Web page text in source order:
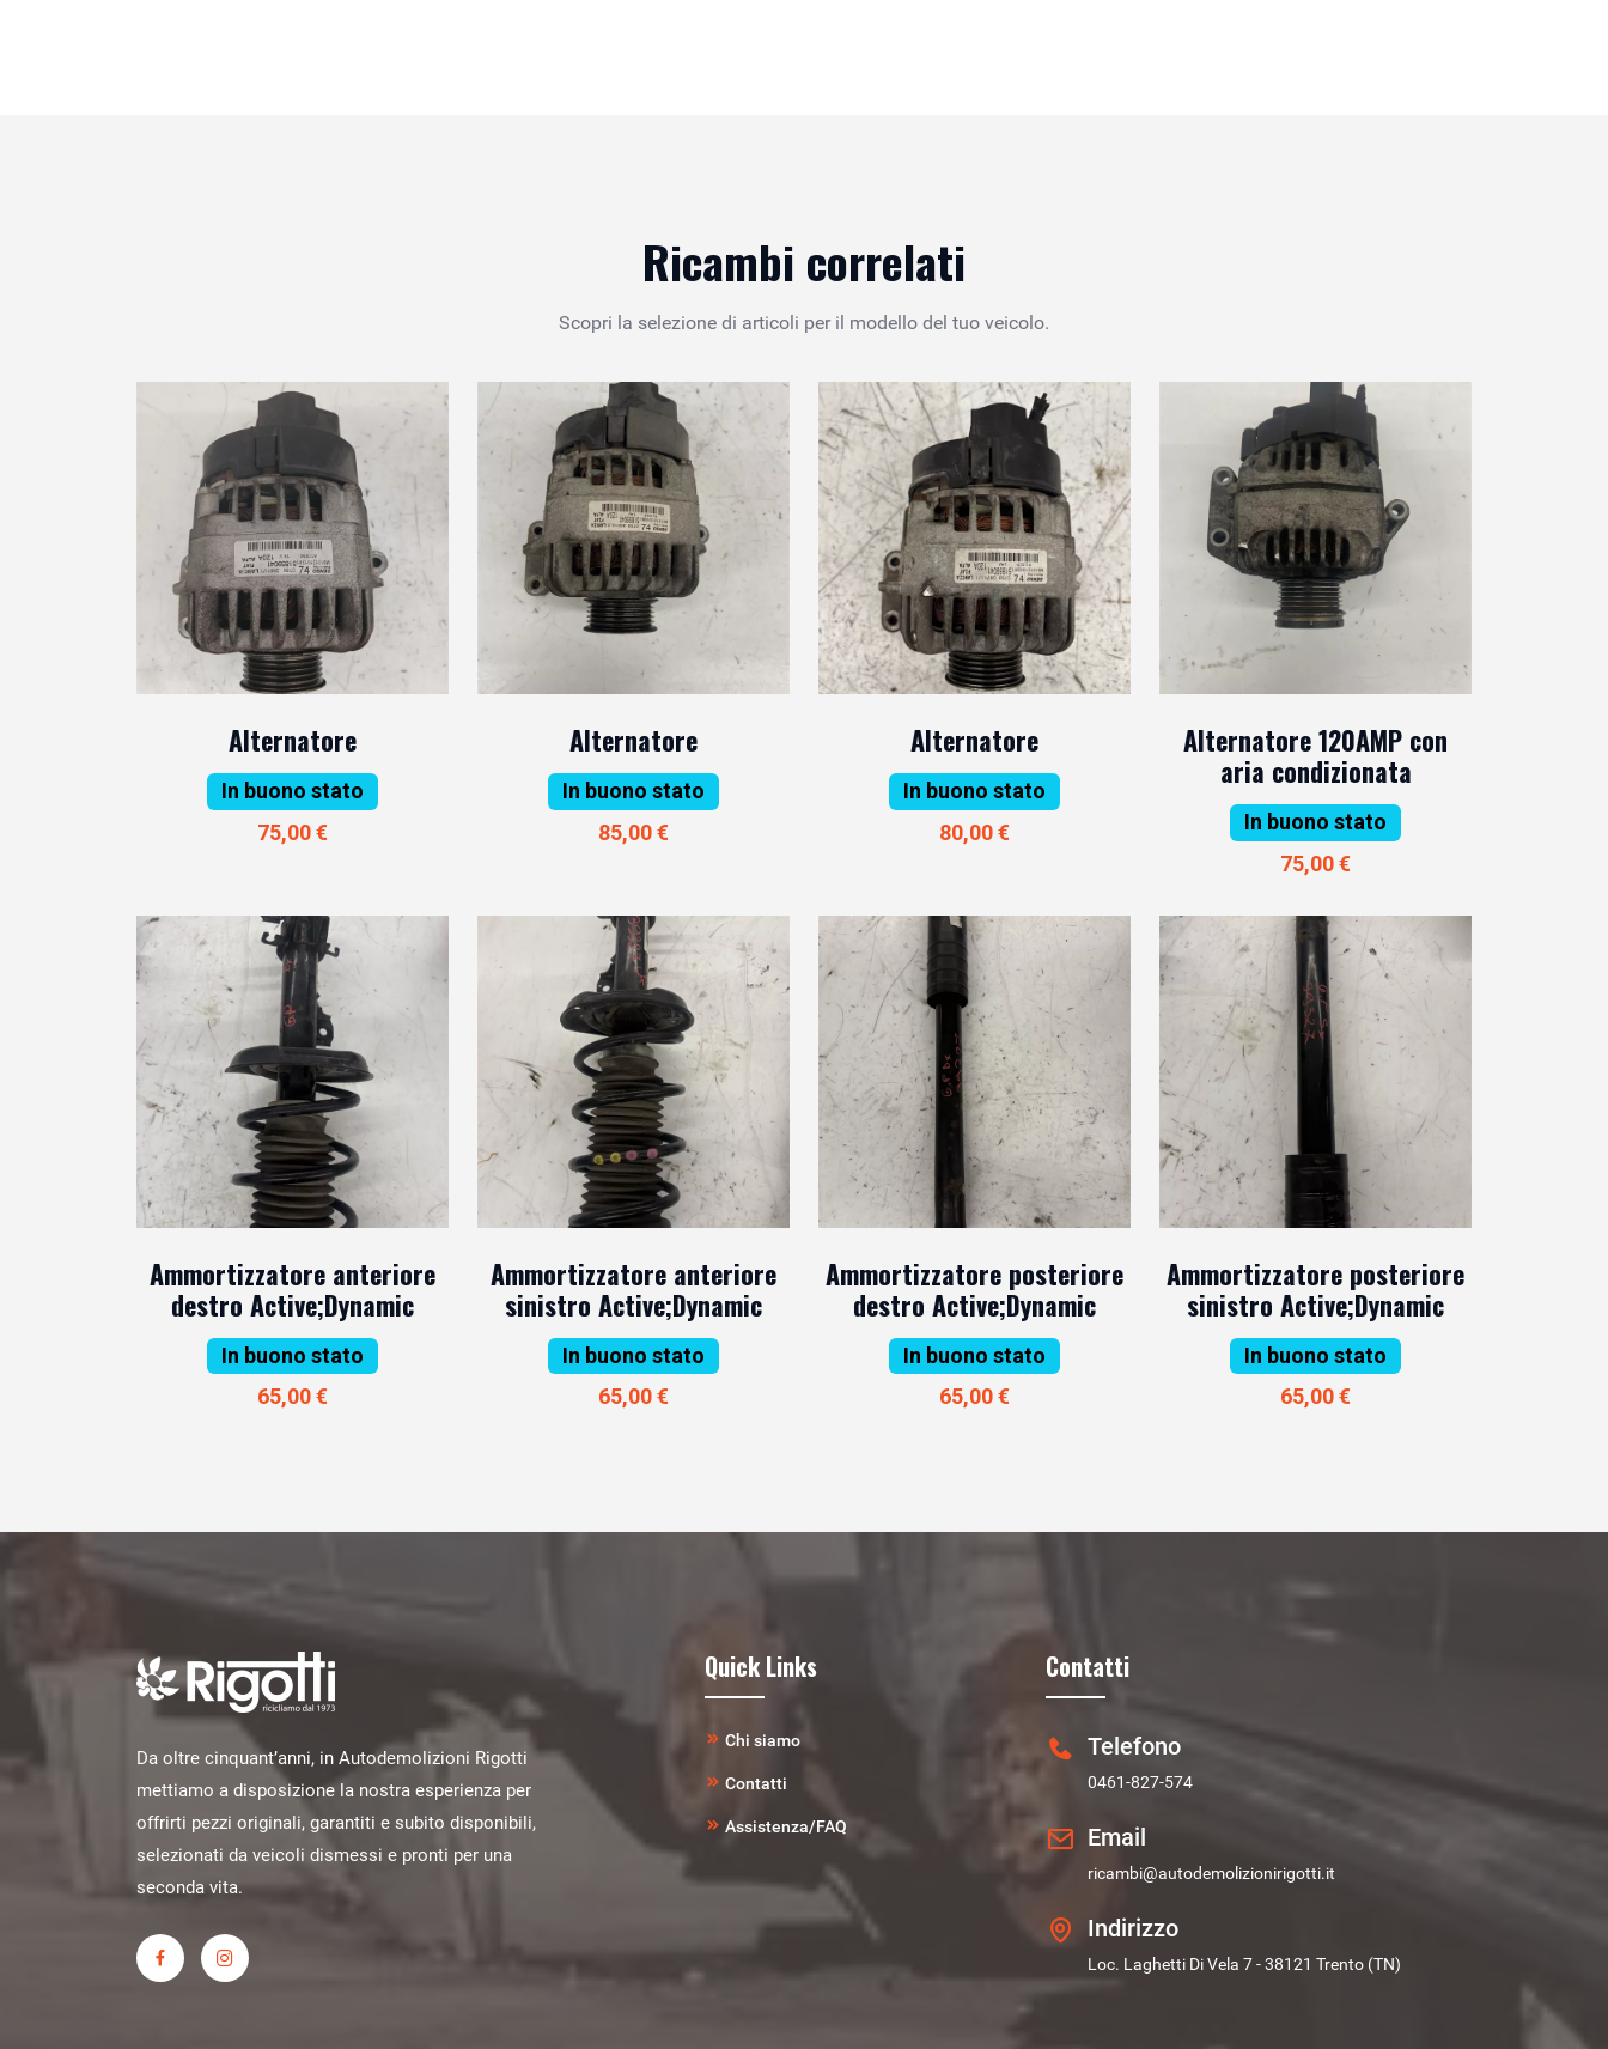
Ricambi correlati
Scopri la selezione di articoli per il modello del tuo veicolo.
Alternatore
In buono stato
75,00 €
Alternatore
In buono stato
85,00 €
Alternatore
In buono stato
80,00 €
Alternatore 120AMP con
aria condizionata
In buono stato
75,00 €
Ammortizzatore anteriore
destro Active;Dynamic
In buono stato
65,00 €
Ammortizzatore anteriore
sinistro Active;Dynamic
In buono stato
65,00 €
Ammortizzatore posteriore
destro Active;Dynamic
In buono stato
65,00 €
Ammortizzatore posteriore
sinistro Active;Dynamic
In buono stato
65,00 €
Da oltre cinquant’anni, in Autodemolizioni Rigotti
mettiamo a disposizione la nostra esperienza per
offrirti pezzi originali, garantiti e subito disponibili,
selezionati da veicoli dismessi e pronti per una
seconda vita.
Quick Links
Chi siamo
Contatti
Assistenza/FAQ
Contatti
Telefono
0461-827-574
Email
ricambi@autodemolizionirigotti.it
Indirizzo
Loc. Laghetti Di Vela 7 - 38121 Trento (TN)